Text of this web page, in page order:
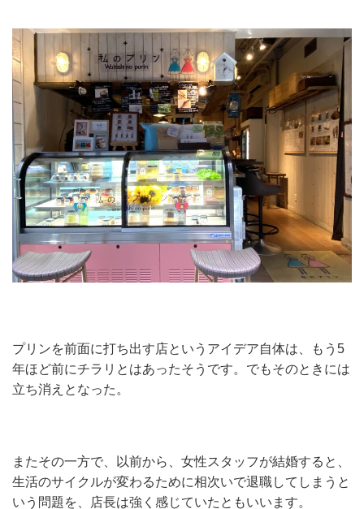
プリンを前面に打ち出す店というアイデア自体は、もう5
年ほど前にチラリとはあったそうです。でもそのときには
立ち消えとなった。
またその一方で、以前から、女性スタッフが結婚すると、
生活のサイクルが変わるために相次いで退職してしまうと
いう問題を、店長は強く感じていたともいいます。